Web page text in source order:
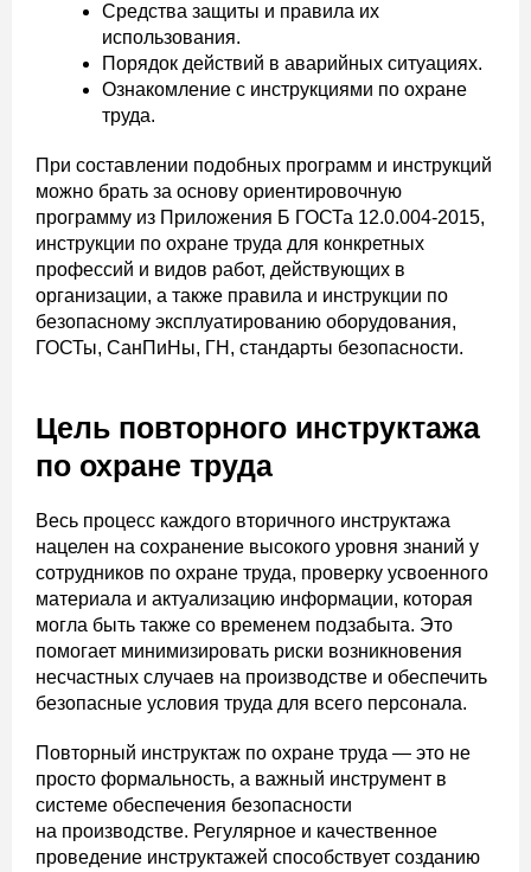
Средства защиты и правила их
использования.
Порядок действий в аварийных ситуациях.
Ознакомление с инструкциями по охране
труда.
При составлении подобных программ и инструкций
можно брать за основу ориентировочную
программу из Приложения Б ГОСТа 12.0.004-2015,
инструкции по охране труда для конкретных
профессий и видов работ, действующих в
организации, а также правила и инструкции по
безопасному эксплуатированию оборудования,
ГОСТы, СанПиНы, ГН, стандарты безопасности.
Цель повторного инструктажа
по охране труда
Весь процесс каждого вторичного инструктажа
нацелен на сохранение высокого уровня знаний у
сотрудников по охране труда, проверку усвоенного
материала и актуализацию информации, которая
могла быть также со временем подзабыта. Это
помогает минимизировать риски возникновения
несчастных случаев на производстве и обеспечить
безопасные условия труда для всего персонала.
Повторный инструктаж по охране труда — это не
просто формальность, а важный инструмент в
системе обеспечения безопасности
на производстве. Регулярное и качественное
проведение инструктажей способствует созданию